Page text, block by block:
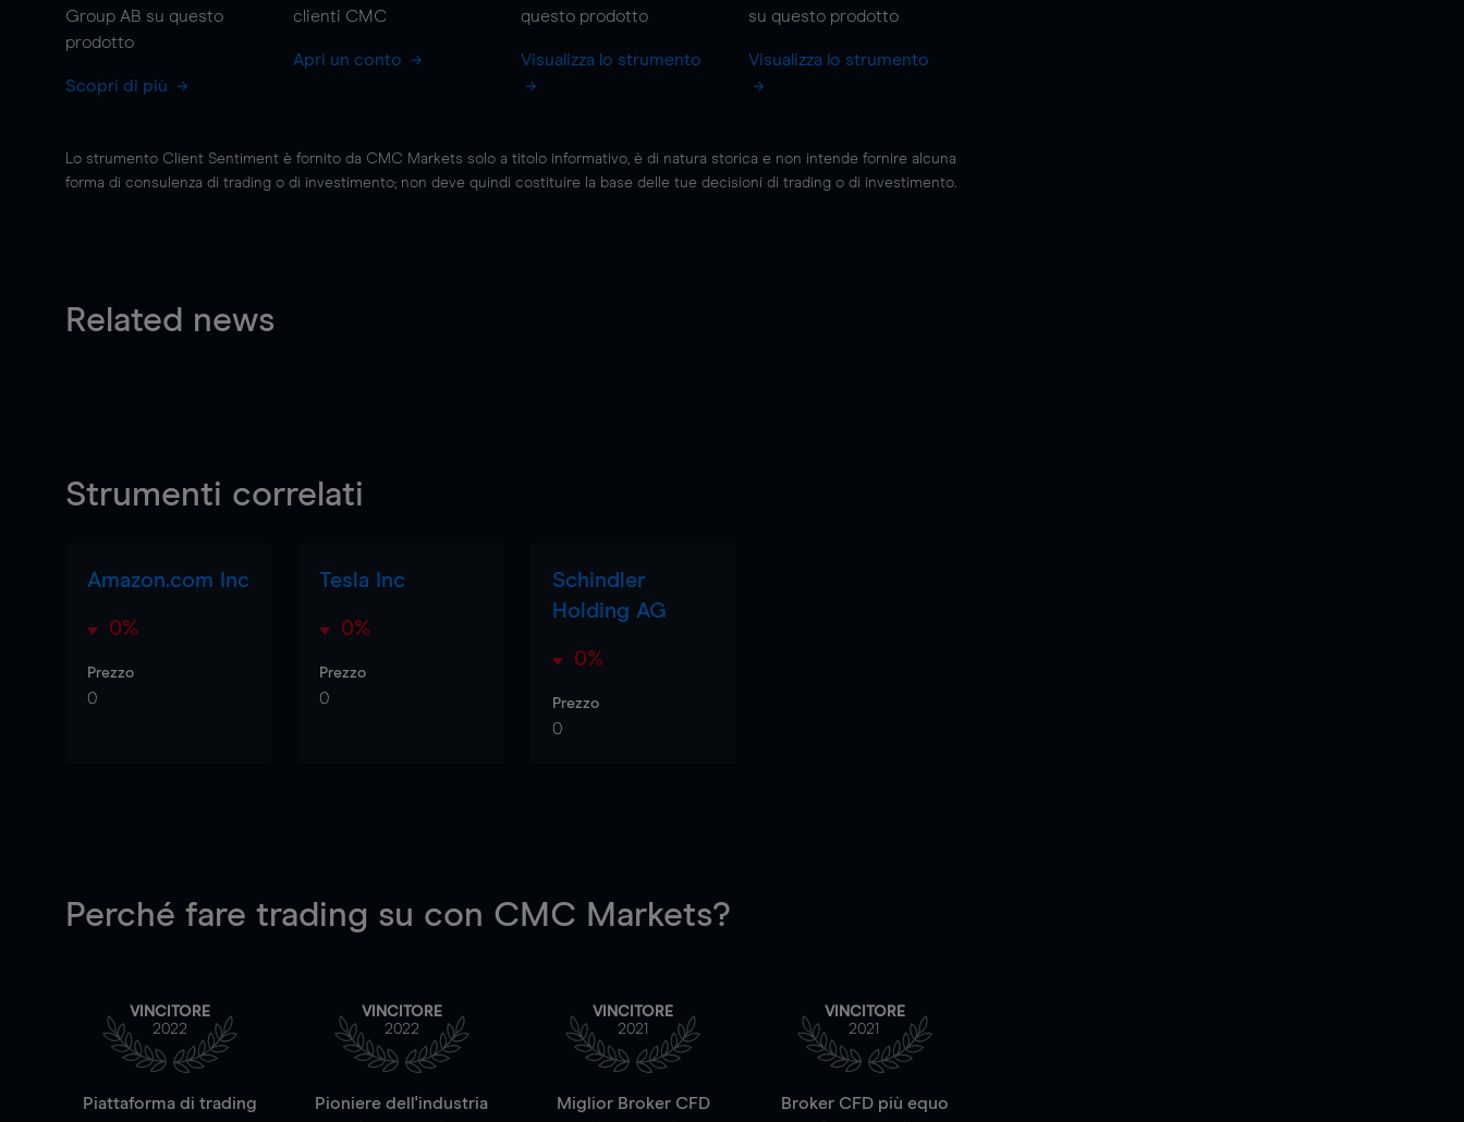
Group AB su questo
prodotto
Scopri di più
clienti CMC
Apri un conto
questo prodotto
Visualizza lo strumento
su questo prodotto
Visualizza lo strumento
Lo strumento Client Sentiment è fornito da CMC Markets solo a titolo informativo, è di natura storica e non intende fornire alcuna
forma di consulenza di trading o di investimento; non deve quindi costituire la base delle tue decisioni di trading o di investimento.
Related news
Strumenti correlati
Amazon.com Inc
0%
Prezzo
0
Tesla Inc
0%
Prezzo
0
Schindler
Holding AG
0%
Prezzo
0
Perché fare trading su con CMC Markets?
VINCITORE
2022
Piattaforma di trading
VINCITORE
2022
Pioniere dell'industria
VINCITORE
2021
Miglior Broker CFD
VINCITORE
2021
Broker CFD più equo